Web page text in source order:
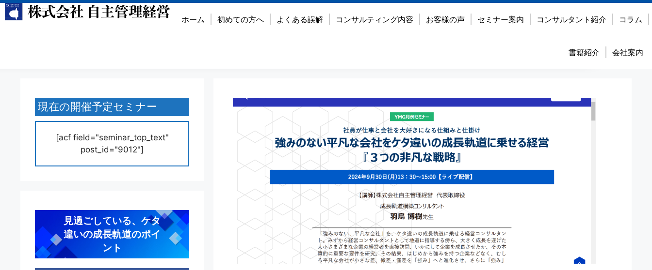
ホーム 初めての方へ よくある誤解 コンサルティング内容 お客様の声 セミナー案内 コンサルタント紹介 コラム
書籍紹介 会社案内
現在の開催予定セミナー
[acf field="seminar_top_text"
post_id="9012"]
見過ごしている、ケタ
違いの成長軌道のポイ
ント